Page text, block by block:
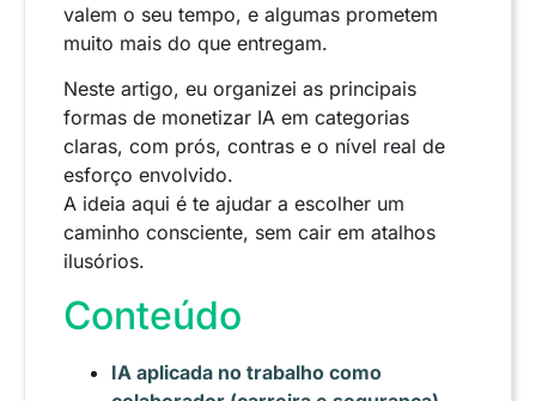
valem o seu tempo, e algumas prometem
muito mais do que entregam.
Neste artigo, eu organizei as principais
formas de monetizar IA em categorias
claras, com prós, contras e o nível real de
esforço envolvido.
A ideia aqui é te ajudar a escolher um
caminho consciente, sem cair em atalhos
ilusórios.
Conteúdo
IA aplicada no trabalho como